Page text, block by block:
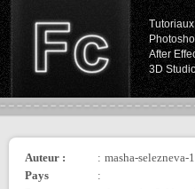
After
3D
Auteur : : masha-selezneva-
Pays
: